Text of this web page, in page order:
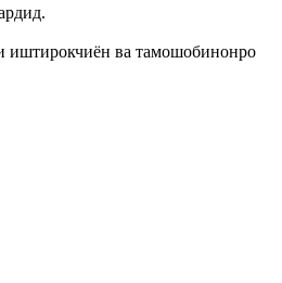
иштирокчиён ва тамошобинонро